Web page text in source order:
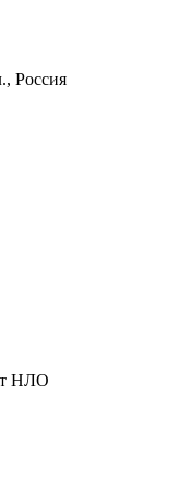
Россия
НЛО